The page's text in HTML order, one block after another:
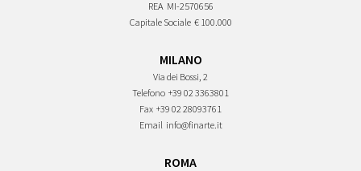
REA MI-2570656
Capitale Sociale € 100.000
MILANO
Via dei Bossi, 2
Telefono +39 02 3363801
Fax +39 02 28093761
Email info@finarte.it
ROMA